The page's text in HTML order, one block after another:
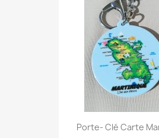
Porte- Clé Carte